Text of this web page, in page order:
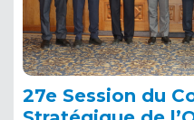
27e Session du